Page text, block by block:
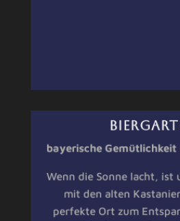
bayerische
Wenn die Sonne lacht, ist
mit den alten
perfekte Ort zum